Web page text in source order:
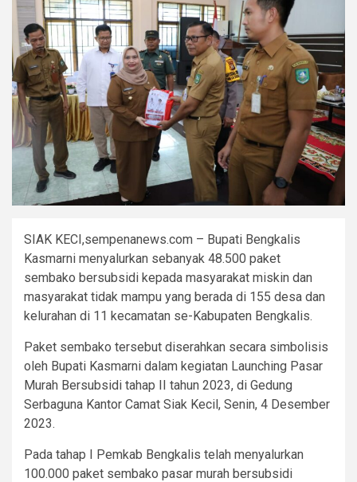
SIAK KECI,sempenanews.com – Bupati Bengkalis
Kasmarni menyalurkan sebanyak 48.500 paket
sembako bersubsidi kepada masyarakat miskin dan
masyarakat tidak mampu yang berada di 155 desa dan
kelurahan di 11 kecamatan se-Kabupaten Bengkalis.
Paket sembako tersebut diserahkan secara simbolisis
oleh Bupati Kasmarni dalam kegiatan Launching Pasar
Murah Bersubsidi tahap II tahun 2023, di Gedung
Serbaguna Kantor Camat Siak Kecil, Senin, 4 Desember
2023.
Pada tahap I Pemkab Bengkalis telah menyalurkan
100.000 paket sembako pasar murah bersubsidi